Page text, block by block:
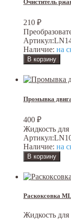
Очиститель
210 ₽
Артикул:
Наличие: на
Промывка
400 ₽
Жидкость
Артикул:
Наличие: на
Раскоксовка
Жидкость